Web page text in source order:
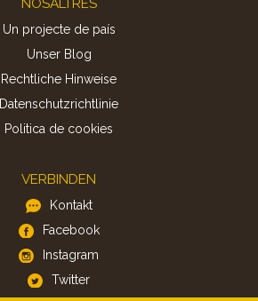
NOSALTRES
Un projecte de país
Unser Blog
Rechtliche Hinweise
Datenschutzrichtlinie
Politica de cookies
VERBINDEN
Kontakt
Facebook
Instagram
Twitter